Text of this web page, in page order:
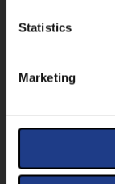
Statistics
Marketing